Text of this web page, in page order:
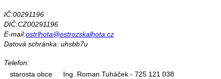
IČ:00291196
DIČ:CZ00291196
E-mail:ostrlhota@ostrozskalhota.cz
Datová schránka: uhsbb7u
Telefon:
starosta obce
Ing. Roman Tuháček - 725 121 038